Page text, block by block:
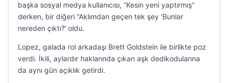
başka sosyal medya kullanıcısı, “Kesin yeni yaptırmış”
derken, bir diğeri “Aklımdan geçen tek şey ‘Bunlar
nereden çıktı?’ oldu.
Lopez, galada rol arkadaşı Brett Goldstein ile birlikte poz
verdi. İkili, aylardır haklarında çıkan aşk dedikodularına
da aynı gün açıklık getirdi.